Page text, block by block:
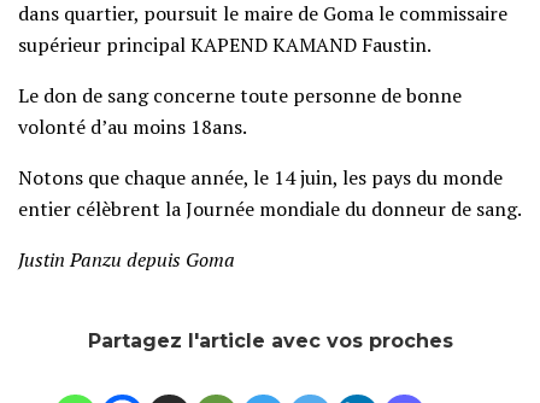
dans quartier, poursuit le maire de Goma le commissaire
supérieur principal KAPEND KAMAND Faustin.
Le don de sang concerne toute personne de bonne
volonté d’au moins 18ans.
Notons que chaque année, le 14 juin, les pays du monde
entier célèbrent la Journée mondiale du donneur de sang.
Justin Panzu depuis Goma
Partagez l'article avec vos proches